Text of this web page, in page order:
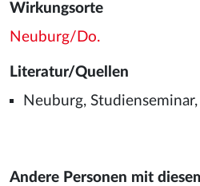
Wirkungsorte
Neuburg/Do.
Literatur/Quellen
Neuburg,
Andere Personen mit